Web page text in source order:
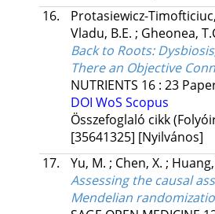
16.
Protasiewicz-
Vladu, B.E. ; Gheonea,
Back to Roots:
There an Objective
NUTRIENTS 16: 23
DOI WoS Scopus
Összefoglaló cikk
[35641325] [Nyilvános]
17.
Yu, M. ; Chen, X. ; Huang,
Assessing the causal
Mendelian